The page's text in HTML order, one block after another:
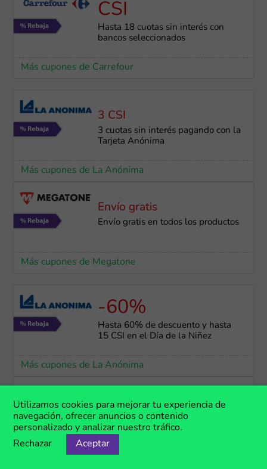
CSI
Hasta 18 cuotas sin interés con
bancos seleccionados
Más cupones de Carrefour
3 CSI
3 cuotas sin interés pagando con la
Tarjeta Anónima
Más cupones de La Anónima
Envío gratis
Envío gratis en todos los productos
Más cupones de Megatone
-60%
Hasta 60% de descuento y hasta
15 CSI en el Día de la Niñez
Más cupones de La Anónima
-30%
Hasta 30% de descuento en el Día
de la Niñez
Más cupones de John Foos
Utilizamos cookies para mejorar tu experiencia de
navegación, ofrecer anuncios o contenido
personalizado y analizar nuestro tráfico.
Rechazar
Aceptar